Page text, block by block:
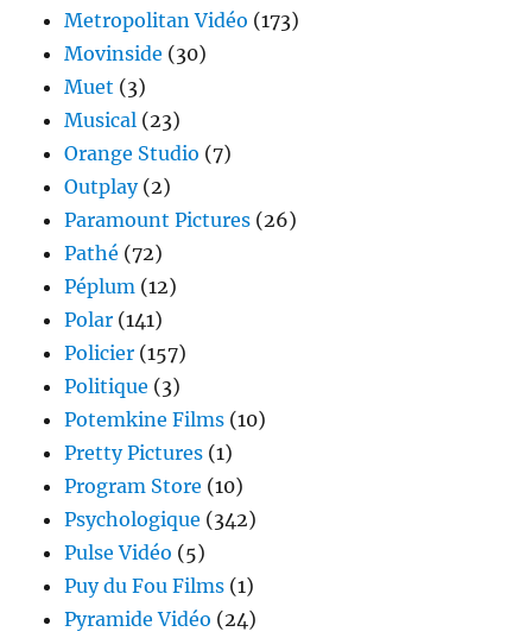
Metropolitan Vidéo (173)
Movinside (30)
Muet (3)
Musical (23)
Orange Studio (7)
Outplay(2)
Paramount Pictures (26)
Pathé (72)
Péplum (12)
Polar (141)
Policier (157)
Politique (3)
Potemkine Films (10)
Pretty Pictures (1)
Program Store (10)
Psychologique (342)
Pulse Vidéo (5)
Puy du Fou Films (1)
Pyramide Vidéo (24)